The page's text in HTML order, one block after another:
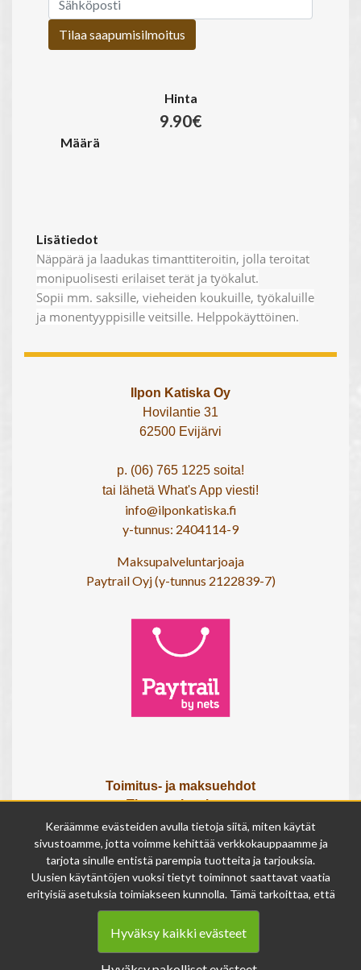
Tilaa saapumisilmoitus
Hinta
9.90€
Määrä
Lisätiedot
Näppärä ja laadukas timanttiteroitin, jolla teroitat
monipuolisesti erilaiset terät ja työkalut.
Sopii mm. saksille, vieheiden koukuille, työkaluille
ja monentyyppisille veitsille. Helppokäyttöinen.
Ilpon Katiska Oy
Hovilantie 31
62500 Evijärvi
p. (06) 765 1225 soita!
tai lähetä What's App viesti!
info@ilponkatiska.fi
y-tunnus: 2404114-9
Maksupalveluntarjoaja
Paytrail Oyj (y-tunnus 2122839-7)
Toimitus- ja maksuehdot
Tietosuojaseloste
Tietoa meistä
Osta lahjakortti
Tilauksen peruutuslomake
Olemme avoinna
ma - pe 9 - 17
la 9 - 14
su suljettu
Keräämme evästeiden avulla tietoja siitä, miten käytät
sivustoamme, jotta voimme kehittää verkkokauppaamme ja
tarjota sinulle entistä parempia tuotteita ja tarjouksia.
Uusien käytäntöjen vuoksi tietyt toiminnot saattavat vaatia
erityisiä asetuksia toimiakseen kunnolla. Tämä tarkoittaa, että
joissakin tapauksissa anonymisoidut tiedot voivat kertyä,
vaikka olisit kieltänyt evästeiden käytön. Näitä tietoja
käytetään ainoastaan palvelumme parantamiseen, eikä niistä
Hyväksy kaikki evästeet